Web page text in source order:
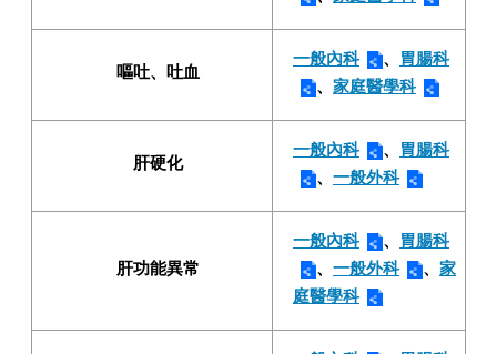
嘔吐、吐血
一般內科 、
胃腸科
、 家庭醫學科
肝硬化
一般內科 、
胃腸科
、 一般外科
肝功能異常
一般內科 、
胃腸科
、 一般外科 、 家
庭醫學科